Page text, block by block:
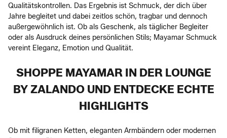
Qualitätskontrollen. Das Ergebnis ist Schmuck, der dich über
Jahre begleitet und dabei zeitlos schön, tragbar und dennoch
außergewöhnlich ist. Ob als Geschenk, als täglicher Begleiter
oder als Ausdruck deines persönlichen Stils; Mayamar Schmuck
vereint Eleganz, Emotion und Qualität.
SHOPPE MAYAMAR IN DER LOUNGE
BY ZALANDO UND ENTDECKE ECHTE
HIGHLIGHTS
Ob mit filigranen Ketten, eleganten Armbändern oder modernen